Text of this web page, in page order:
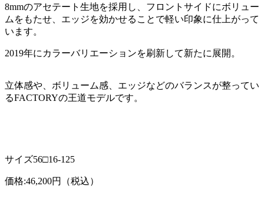
8mmのアセテート生地を採用し、フロントサイドにボリュー
ムをもたせ、エッジを効かせることで軽い印象に仕上がって
います。
2019年にカラーバリエーションを刷新して新たに展開。
立体感や、ボリューム感、エッジなどのバランスが整ってい
るFACTORYの王道モデルです。
サイズ56□16-125
価格:46,200円（税込）